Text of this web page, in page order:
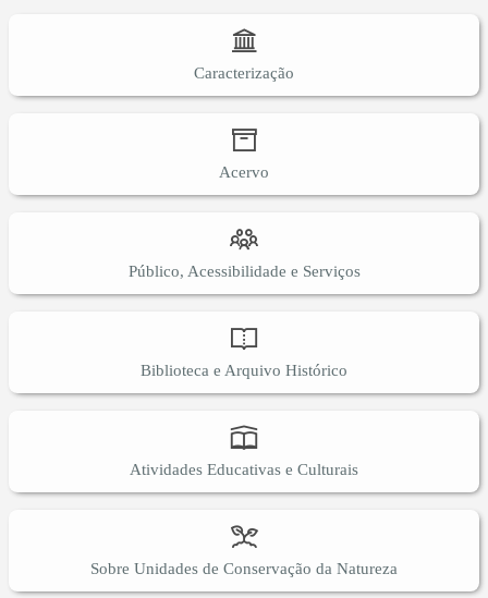
Caracterização
Acervo
Público, Acessibilidade e Serviços
Biblioteca e Arquivo Histórico
Atividades Educativas e Culturais
Sobre Unidades de Conservação da Natureza